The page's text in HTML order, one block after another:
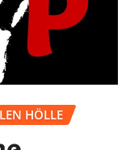
HÖLLE